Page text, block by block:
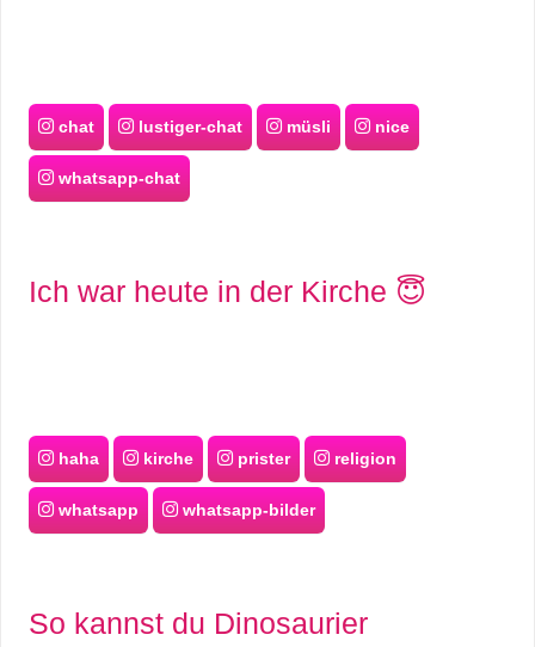
chat lustiger-chat müsli nice
whatsapp-chat
Ich war heute in der Kirche 😇
haha kirche prister religion
whatsapp whatsapp-bilder
So kannst du Dinosaurier